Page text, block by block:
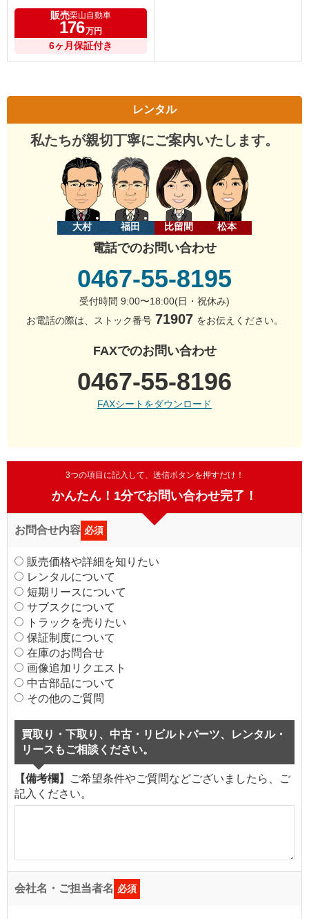
販売栗山自動車
176万円
6ヶ月保証付き
レンタル
私たちが親切丁寧にご案内いたします。
大村 福田 比留間 松本
電話でのお問い合わせ
0467-55-8195
受付時間 9:00〜18:00(日・祝休み)
お電話の際は、ストック番号 71907 をお伝えください。
FAXでのお問い合わせ
0467-55-8196
FAXシートをダウンロード
3つの項目に記入して、送信ボタンを押すだけ！
かんたん！1分でお問い合わせ完了！
お問合せ内容 必須
販売価格や詳細を知りたい
レンタルについて
短期リースについて
サブスクについて
トラックを売りたい
保証制度について
在庫のお問合せ
画像追加リクエスト
中古部品について
その他のご質問
買取り・下取り、中古・リビルトパーツ、レンタル・
リースもご相談ください。
【備考欄】
ご希望条件やご質問などございましたら、ご
記入ください。
会社名・ご担当者名 必須